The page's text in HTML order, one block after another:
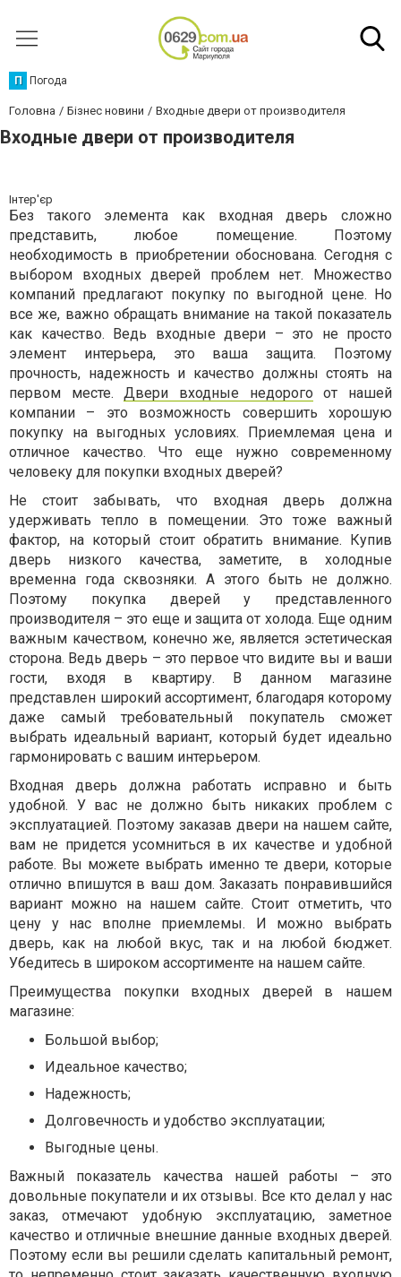
П Погода
Головна Бізнес новини Входные двери от производителя
Входные двери от производителя
Інтер'єр
Без такого элемента как входная дверь сложно
представить, любое помещение. Поэтому
необходимость в приобретении обоснована. Сегодня с
выбором входных дверей проблем нет. Множество
компаний предлагают покупку по выгодной цене. Но
все же, важно обращать внимание на такой показатель
как качество. Ведь входные двери – это не просто
элемент интерьера, это ваша защита. Поэтому
прочность, надежность и качество должны стоять на
первом месте.Двери входные недорого от нашей
компании – это возможность совершить хорошую
покупку на выгодных условиях. Приемлемая цена и
отличное качество. Что еще нужно современному
человеку для покупки входных дверей?
Не стоит забывать, что входная дверь должна
удерживать тепло в помещении. Это тоже важный
фактор, на который стоит обратить внимание. Купив
дверь низкого качества, заметите, в холодные
временна года сквозняки. А этого быть не должно.
Поэтому покупка дверей у представленного
производителя – это еще и защита от холода. Еще одним
важным качеством, конечно же, является эстетическая
сторона. Ведь дверь – это первое что видите вы и ваши
гости, входя в квартиру. В данном магазине
представлен широкий ассортимент, благодаря которому
даже самый требовательный покупатель сможет
выбрать идеальный вариант, который будет идеально
гармонировать с вашим интерьером.
Входная дверь должна работать исправно и быть
удобной. У вас не должно быть никаких проблем с
эксплуатацией. Поэтому заказав двери на нашем сайте,
вам не придется усомниться в их качестве и удобной
работе. Вы можете выбрать именно те двери, которые
отлично впишутся в ваш дом. Заказать понравившийся
вариант можно на нашем сайте. Стоит отметить, что
цену у нас вполне приемлемы. И можно выбрать
дверь, как на любой вкус, так и на любой бюджет.
Убедитесь в широком ассортименте на нашем сайте.
Преимущества покупки входных дверей в нашем
магазине:
Большой выбор;
Идеальное качество;
Надежность;
Долговечность и удобство эксплуатации;
Выгодные цены.
Важный показатель качества нашей работы – это
довольные покупатели и их отзывы. Все кто делал у нас
заказ, отмечают удобную эксплуатацию, заметное
качество и отличные внешние данные входных дверей.
Поэтому если вы решили сделать капитальный ремонт,